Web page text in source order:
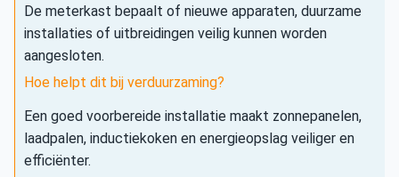
De meterkast bepaalt of nieuwe apparaten, duurzame
installaties of uitbreidingen veilig kunnen worden
aangesloten.
Hoe helpt dit bij verduurzaming?
Een goed voorbereide installatie maakt zonnepanelen,
laadpalen, inductiekoken en energieopslag veiliger en
efficiënter.